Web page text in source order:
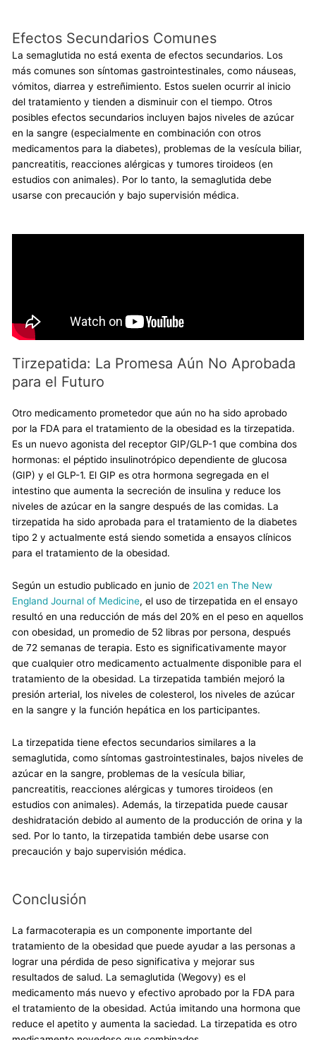
Efectos Secundarios Comunes
La semaglutida no está exenta de efectos secundarios. Los
más comunes son síntomas gastrointestinales, como náuseas,
vómitos, diarrea y estreñimiento. Estos suelen ocurrir al inicio
del tratamiento y tienden a disminuir con el tiempo. Otros
posibles efectos secundarios incluyen bajos niveles de azúcar
en la sangre (especialmente en combinación con otros
medicamentos para la diabetes), problemas de la vesícula biliar,
pancreatitis, reacciones alérgicas y tumores tiroideos (en
estudios con animales). Por lo tanto, la semaglutida debe
usarse con precaución y bajo supervisión médica.
Tirzepatida: La Promesa Aún No Aprobada
para el Futuro
Otro medicamento prometedor que aún no ha sido aprobado
por la FDA para el tratamiento de la obesidad es la tirzepatida.
Es un nuevo agonista del receptor GIP/GLP-1 que combina dos
hormonas: el péptido insulinotrópico dependiente de glucosa
(GIP) y el GLP-1. El GIP es otra hormona segregada en el
intestino que aumenta la secreción de insulina y reduce los
niveles de azúcar en la sangre después de las comidas. La
tirzepatida ha sido aprobada para el tratamiento de la diabetes
tipo 2 y actualmente está siendo sometida a ensayos clínicos
para el tratamiento de la obesidad.
Según un estudio publicado en junio de 2021 en The New
England Journal of Medicine, el uso de tirzepatida en el ensayo
resultó en una reducción de más del 20% en el peso en aquellos
con obesidad, un promedio de 52 libras por persona, después
de 72 semanas de terapia. Esto es significativamente mayor
que cualquier otro medicamento actualmente disponible para el
tratamiento de la obesidad. La tirzepatida también mejoró la
presión arterial, los niveles de colesterol, los niveles de azúcar
en la sangre y la función hepática en los participantes.
La tirzepatida tiene efectos secundarios similares a la
semaglutida, como síntomas gastrointestinales, bajos niveles de
azúcar en la sangre, problemas de la vesícula biliar,
pancreatitis, reacciones alérgicas y tumores tiroideos (en
estudios con animales). Además, la tirzepatida puede causar
deshidratación debido al aumento de la producción de orina y la
sed. Por lo tanto, la tirzepatida también debe usarse con
precaución y bajo supervisión médica.
Conclusión
La farmacoterapia es un componente importante del
tratamiento de la obesidad que puede ayudar a las personas a
lograr una pérdida de peso significativa y mejorar sus
resultados de salud. La semaglutida (Wegovy) es el
medicamento más nuevo y efectivo aprobado por la FDA para
el tratamiento de la obesidad. Actúa imitando una hormona que
reduce el apetito y aumenta la saciedad. La tirzepatida es otro